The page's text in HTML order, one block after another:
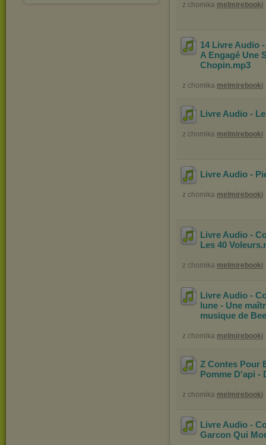
z chomika melmirebooki
14 Livre Audio
A Engagé Une
Chopin.mp3
z chomika melmirebooki
Livre Audio -
z chomika melmirebooki
Livre Audio -
z chomika melmirebooki
Livre Audio -
Les 40 Voleurs
z chomika melmirebooki
Livre Audio -
lune - Une
musique de
z chomika melmirebooki
Z Contes Pour
Pomme D'api -
z chomika melmirebooki
Livre Audio -
Garcon Qui